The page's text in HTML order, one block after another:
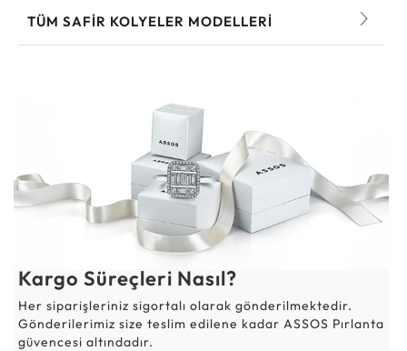
TÜM SAFIR KOLYELER MODELLERI
Kargo Süreçleri Nasıl?
Her siparişleriniz sigortalı olarak gönderilmektedir.
Gönderilerimiz size teslim edilene kadar ASSOS Pırlanta
güvencesi altındadır.